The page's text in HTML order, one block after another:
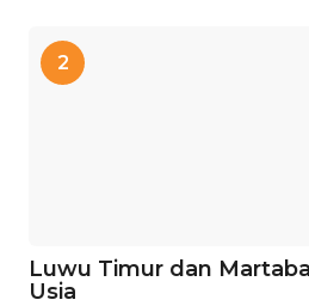
2
Luwu Timur dan
Usia